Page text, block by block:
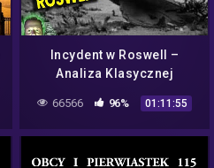
Incydent w Roswell –
Analiza Klasycznej
Kosmici Ator Plociuch
Strefa 51 NASA
66566 96% 01:11:55